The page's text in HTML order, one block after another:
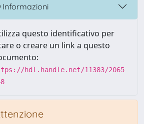
Informazioni
questo identificativo per
o creare un link a questo
hdl.handle.net/11383/2065